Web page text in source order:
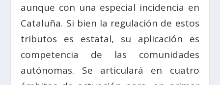
aunque con una especial incidencia en
Cataluña. Si bien la regulación de estos
tributos es estatal, su aplicación es
competencia de las comunidades
autónomas. Se articulará en cuatro